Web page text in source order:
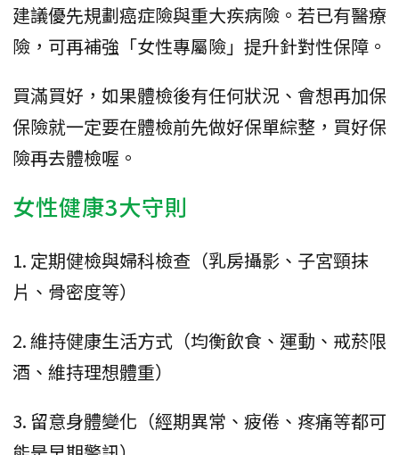
建議優先規劃癌症險與重大疾病險。若已有醫療
險，可再補強「女性專屬險」提升針對性保障。
買滿買好，如果體檢後有任何狀況、會想再加保
保險就一定要在體檢前先做好保單綜整，買好保
險再去體檢喔。
女性健康3大守則
1. 定期健檢與婦科檢查（乳房攝影、子宮頸抹
片、骨密度等）
2. 維持健康生活方式（均衡飲食、運動、戒菸限
酒、維持理想體重）
3. 留意身體變化（經期異常、疲倦、疼痛等都可